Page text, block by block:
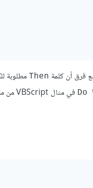
فرق أن كلمة Then مطلوبة
Do في مثال VBScript من مقال سابق، ذلك أن VBScript تستخدم في اصطلاحها محددًا لنهاية التعليمة.